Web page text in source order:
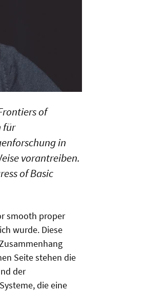
of
für
in
vorantreiben.
of Basic
smooth proper
wurde. Diese
Seite stehen die
der
die eine